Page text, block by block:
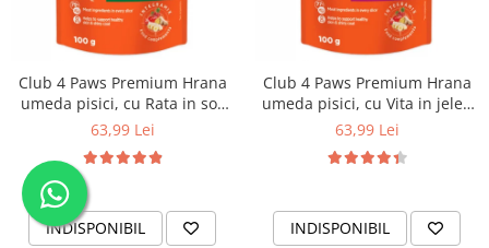
Club 4 Paws Premium Hrana
umeda pisici, cu Rata in sos
set 24*100g
63,99 Lei
INDISPONIBIL
Club 4 Paws Premium Hrana
umeda pisici, cu Vita in jeleu
set 24*100g
63,99 Lei
INDISPONIBIL